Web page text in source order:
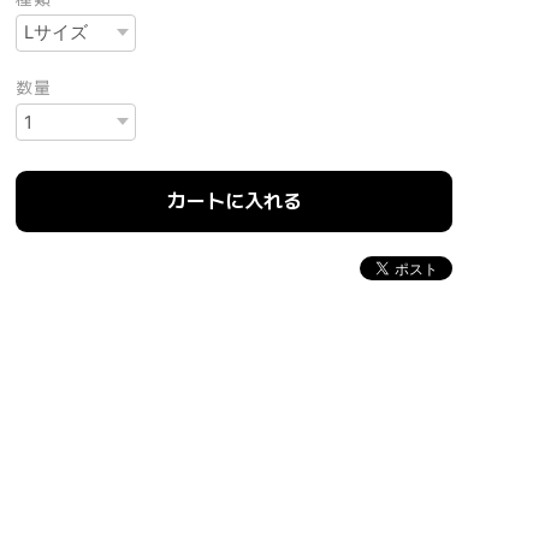
数量
カートに入れる